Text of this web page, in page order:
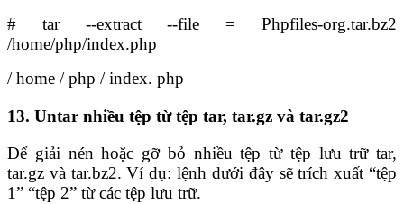
# tar --extract --file = Phpfiles-org.tar.bz2
/home/php/index.php
/ home / php / index. php
13. Untar nhiều tệp từ tệp tar, tar.gz và tar.gz2
Để giải nén hoặc gỡ bỏ nhiều tệp từ tệp lưu trữ tar,
tar.gz và tar.bz2. Ví dụ: lệnh dưới đây sẽ trích xuất “tệp
1” “tệp 2” từ các tệp lưu trữ.